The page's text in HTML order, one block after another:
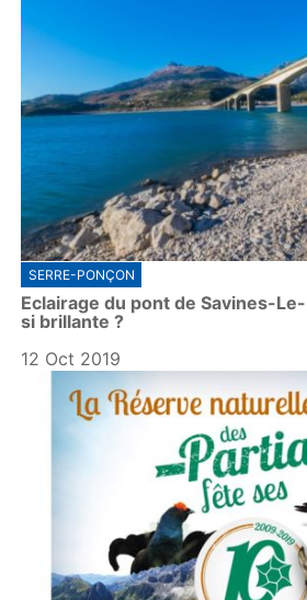
SERRE-PONÇON
Eclairage du pont de Savines-
si brillante ?
12 Oct 2019